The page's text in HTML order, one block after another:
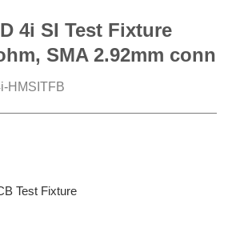
4i SI Test Fixture
SMA 2.92mm conn
HMSITFB
Test Fixture